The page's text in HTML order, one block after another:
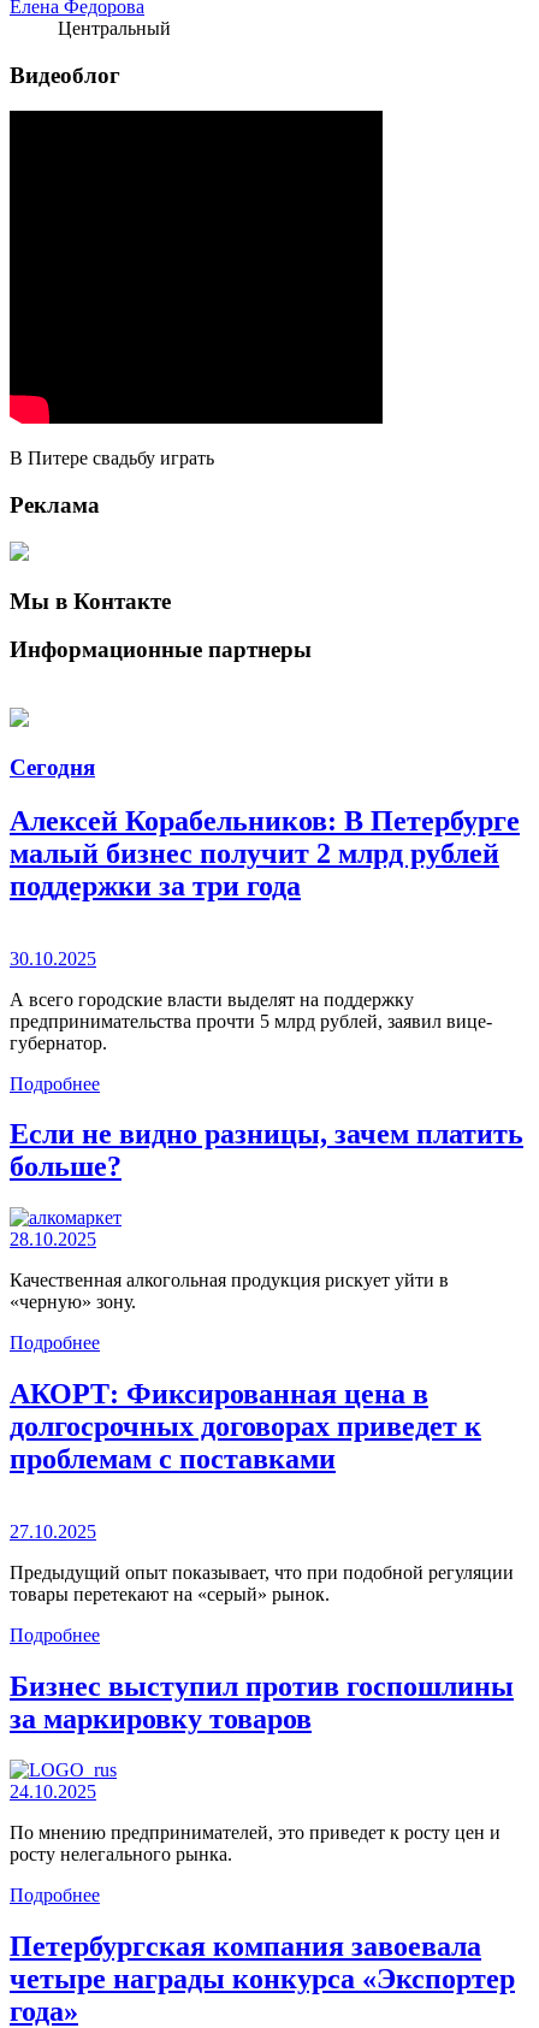
Елена Федорова
Центральный
Видеоблог
В Питере свадьбу играть
Реклама
Мы в Контакте
Информационные партнеры
Сегодня
Алексей Корабельников: В Петербурге
малый бизнес получит 2 млрд рублей
поддержки за три года
30.10.2025
А всего городские власти выделят на поддержку
предпринимательства прочти 5 млрд рублей, заявил вице-
губернатор.
Подробнее
Если не видно разницы, зачем платить
больше?
28.10.2025
Качественная алкогольная продукция рискует уйти в
«черную» зону.
Подробнее
АКОРТ: Фиксированная цена в
долгосрочных договорах приведет к
проблемам с поставками
27.10.2025
Предыдущий опыт показывает, что при подобной регуляции
товары перетекают на «серый» рынок.
Подробнее
Бизнес выступил против госпошлины
за маркировку товаров
24.10.2025
По мнению предпринимателей, это приведет к росту цен и
росту нелегального рынка.
Подробнее
Петербургская компания завоевала
четыре награды конкурса «Экспортер
года»